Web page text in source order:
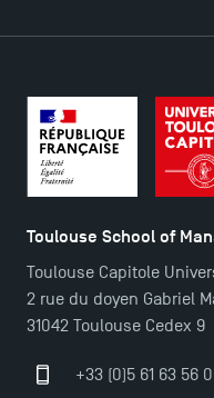
Toulouse School of
Toulouse Capitole
2 rue du doyen Gabriel
31042 Toulouse Cedex 9
+33 (0)5 61 63 56